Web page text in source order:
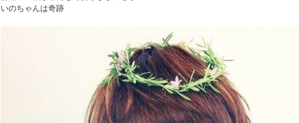
いのちゃんは奇跡